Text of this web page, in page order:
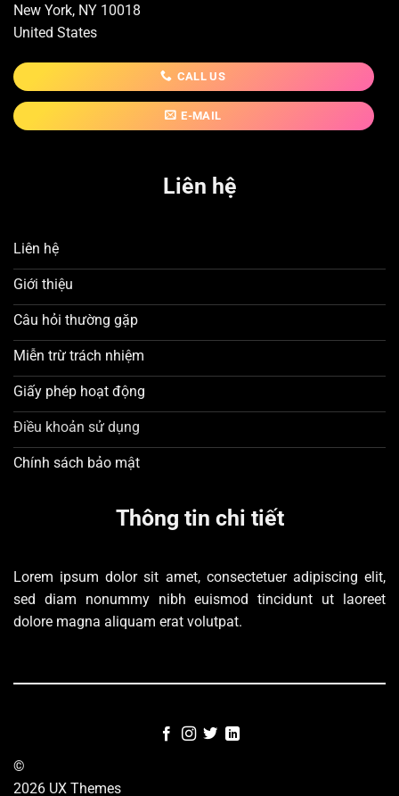
New York, NY 10018
United States
CALL US
E-MAIL
Liên hệ
Liên hệ
Giới thiệu
Câu hỏi thường gặp
Miễn trừ trách nhiệm
Giấy phép hoạt động
Điều khoản sử dụng
Chính sách bảo mật
Thông tin chi tiết
Lorem ipsum dolor sit amet, consectetuer adipiscing elit,
sed diam nonummy nibh euismod tincidunt ut laoreet
dolore magna aliquam erat volutpat.
©
2026 UX Themes